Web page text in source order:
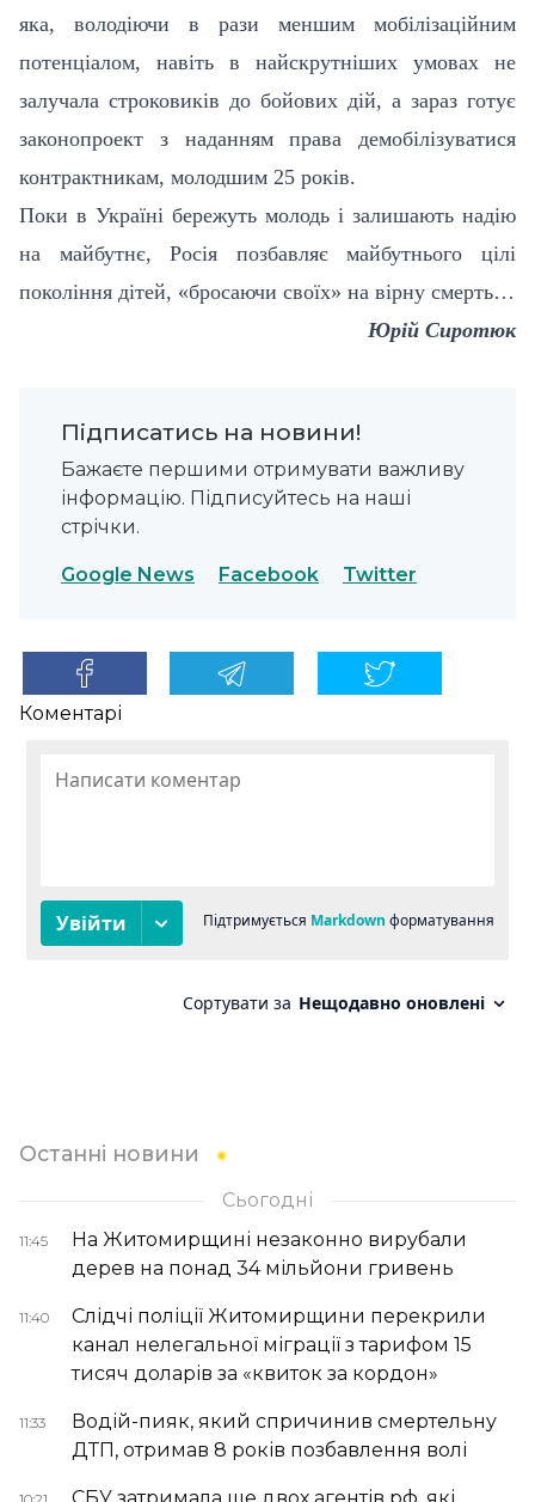
яка, володіючи в рази меншим мобілізаційним
потенціалом, навіть в найскрутніших умовах не
залучала строковиків до бойових дій, а зараз готує
законопроект з наданням права демобілізуватися
контрактникам, молодшим 25 років.
Поки в Україні бережуть молодь і залишають надію
на майбутнє, Росія позбавляє майбутнього цілі
покоління дітей, «бросаючи своїх» на вірну смерть…
Юрій Сиротюк
Підписатись на новини!
Бажаєте першими отримувати важливу
інформацію. Підписуйтесь на наші
стрічки.
Google News Facebook Twitter
Коментарі
Останні новини
Сьогодні
11:45
На Житомирщині незаконно вирубали
дерев на понад 34 мільйони гривень
11:40
Слідчі поліції Житомирщини перекрили
канал нелегальної міграції з тарифом 15
тисяч доларів за «квиток за кордон»
11:33
Водій-пияк, який спричинив смертельну
ДТП, отримав 8 років позбавлення волі
СБУ затримала ще двох агентів рф, які